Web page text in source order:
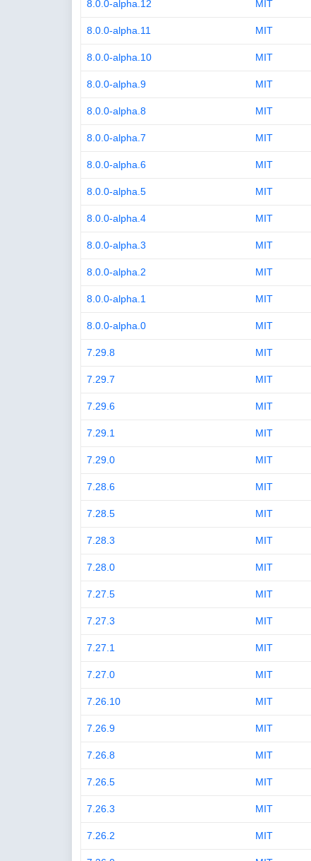
8.0.0-alpha.12 MIT
8.0.0-alpha.11 MIT
8.0.0-alpha.10 MIT
8.0.0-alpha.9 MIT
8.0.0-alpha.8 MIT
8.0.0-alpha.7 MIT
8.0.0-alpha.6 MIT
8.0.0-alpha.5 MIT
8.0.0-alpha.4 MIT
8.0.0-alpha.3 MIT
8.0.0-alpha.2 MIT
8.0.0-alpha.1 MIT
8.0.0-alpha.0 MIT
7.29.8 MIT
7.29.7 MIT
7.29.6 MIT
7.29.1 MIT
7.29.0 MIT
7.28.6 MIT
7.28.5 MIT
7.28.3 MIT
7.28.0 MIT
7.27.5 MIT
7.27.3 MIT
7.27.1 MIT
7.27.0 MIT
7.26.10 MIT
7.26.9 MIT
7.26.8 MIT
7.26.5 MIT
7.26.3 MIT
7.26.2 MIT